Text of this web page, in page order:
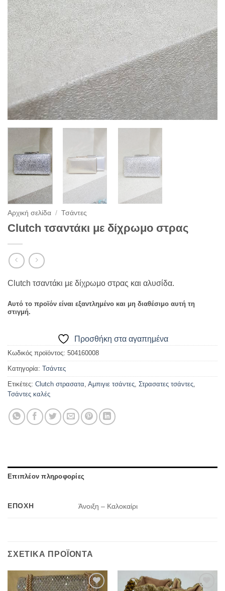
Αρχική σελίδα / Τσάντες
Clutch τσαντάκι με δίχρωμο στρας
Clutch τσαντάκι με δίχρωμο στρας και αλυσίδα.
Αυτό το προϊόν είναι εξαντλημένο και μη διαθέσιμο αυτή τη
στιγμή.
Προσθήκη στα αγαπημένα
Κωδικός προϊόντος: 504160008
Κατηγορία: Τσάντες
Ετικέτες: Clutch στρασατα, Αμπιγιε τσάντες, Στρασατες τσάντες,
Τσάντες καλές
Επιπλέον πληροφορίες
ΕΠΟΧΉ Άνοιξη – Καλοκαίρι
ΣΧΕΤΙΚΆ ΠΡΟΪΌΝΤΑ